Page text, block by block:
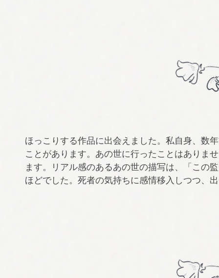
ほっこりする作品に出会えました。私自身、数
ことがあります。あの世に行ったことはありま
ます。リアル感のあるあの世の描写は、「この
ほどでした。死者の気持ちに感情移入しつつ、